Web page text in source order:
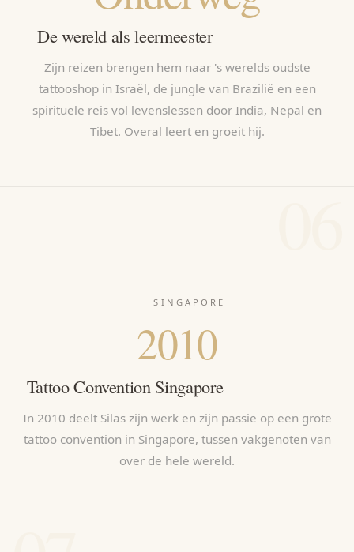
De wereld als leermeester
Zijn reizen brengen hem naar 's werelds oudste
tattooshop in Israël, de jungle van Brazilië en een
spirituele reis vol levenslessen door India, Nepal en
Tibet. Overal leert en groeit hij.
SINGAPORE
2010
Tattoo Convention Singapore
In 2010 deelt Silas zijn werk en zijn passie op een grote
tattoo convention in Singapore, tussen vakgenoten van
over de hele wereld.